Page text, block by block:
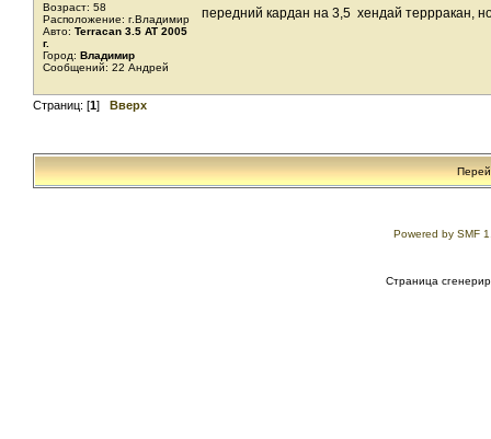
Возраст: 58
Расположение: г.Владимир
Авто: Terracan 3.5 AT 2005
г.
Город: Владимир
Сообщений: 22 Андрей
передний кардан на 3,5 хендай террракан,
Страниц: [1] Вверх
Powered by SMF
Страница